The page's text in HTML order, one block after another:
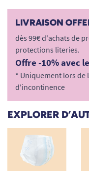
complet ultra-
médicales de référence
votre confort cutané,
quotidien. Retrouvez
nos équipements
LIVRAISON
dès 99€ d'achats de
protections literies.
Offre -10% avec
* Uniquement lors de
d'incontinence
EXPLORER